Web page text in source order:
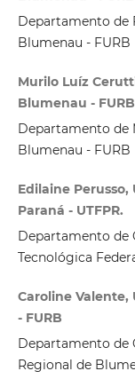
Departamento de
Blumenau - FURB
Murilo Luíz
Blumenau - FURB
Departamento de
Blumenau - FURB
Edilaine
Paraná - UTFPR.
Departamento de
Tecnológica
Caroline
- FURB
Departamento de
Regional de